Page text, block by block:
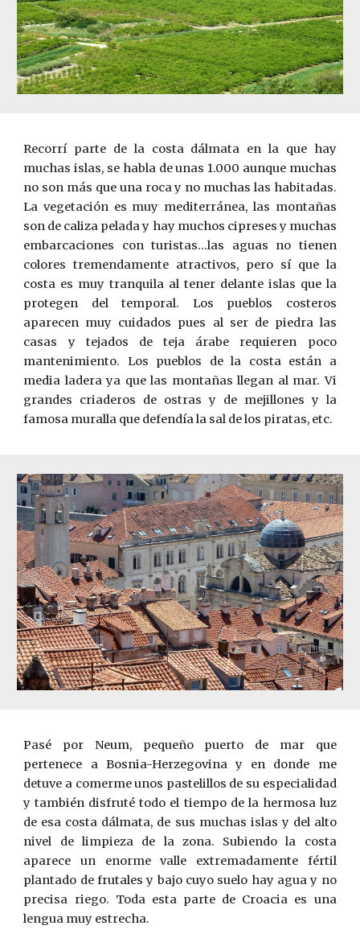
Recorrí parte de la costa dálmata en la que hay
muchas islas, se habla de unas 1.000 aunque muchas
no son más que una roca y no muchas las habitadas.
La vegetación es muy mediterránea, las montañas
son de caliza pelada y hay muchos cipreses y muchas
embarcaciones con turistas...las aguas no tienen
colores tremendamente atractivos, pero sí que la
costa es muy tranquila al tener delante islas que la
protegen del temporal. Los pueblos costeros
aparecen muy cuidados pues al ser de piedra las
casas y tejados de teja árabe requieren poco
mantenimiento. Los pueblos de la costa están a
media ladera ya que las montañas llegan al mar. Vi
grandes criaderos de ostras y de mejillones y la
famosa muralla que defendía la sal de los piratas, etc.
Pasé por Neum, pequeño puerto de mar que
pertenece a Bosnia-Herzegovina y en donde me
detuve a comerme unos pastelillos de su especialidad
y también disfruté todo el tiempo de la hermosa luz
de esa costa dálmata, de sus muchas islas y del alto
nivel de limpieza de la zona. Subiendo la costa
aparece un enorme valle extremadamente fértil
plantado de frutales y bajo cuyo suelo hay agua y no
precisa riego. Toda esta parte de Croacia es una
lengua muy estrecha.